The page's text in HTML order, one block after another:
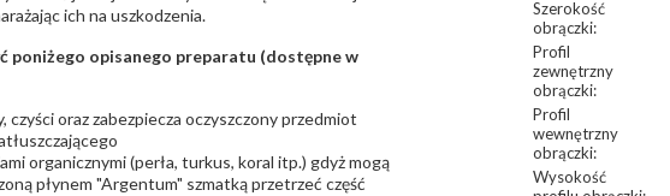
Szerokość
obrączki:
Profil
zewnętrzny
obrączki:
Profil
wewnętrzny
obrączki:
Wysokość
ich na uszkodzenia.
poniżego opisanego preparatu (dostępne w
czyści oraz zabezpiecza oczyszczony przedmiot
organicznymi (perła, turkus, koral itp.) gdyż mogą
płynem "Argentum" szmatką przetrzeć część